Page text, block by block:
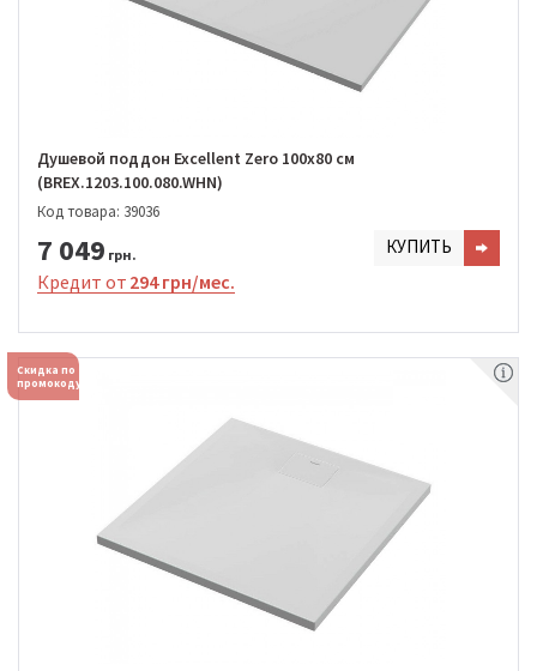
Душевой поддон Excellent Zero 100х80 см
(BREX.1203.100.080.WHN)
Код товара: 39036
7 049 грн. КУПИТЬ
Кредит от 294 грн/мес.
Скидка по
промокоду